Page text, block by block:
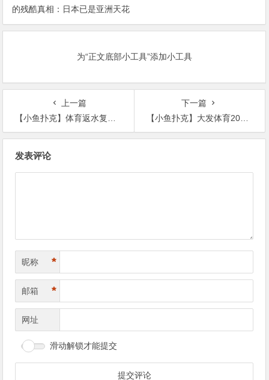
的残酷真相：日本已是亚洲天花
板，国足的差距远不止几个名额
为“正文底部小工具”添加小工具
上一篇
【小鱼扑克】体育返水复利表：如何利用高频次投注将0.8%返水转化为年化30%收益。
下一篇
【小鱼扑克】大发体育2026世界杯特别奖项预测活动｜赢取高达168元免费投注
发表评论
昵称 *
邮箱 *
网址
滑动解锁才能提交